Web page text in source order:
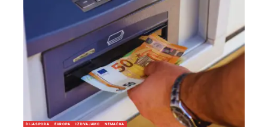
DIJASPORA EVROPA IZDVAJAMO NEMAČKA